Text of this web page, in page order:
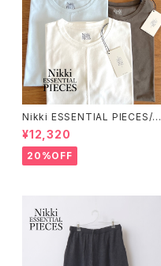
Nikki ESSENTIAL PIECES/ニ
ッキエッセンシャルピーシーズ・
Suvin Giza Cotton Suleeve
less
¥12,320
20%OFF